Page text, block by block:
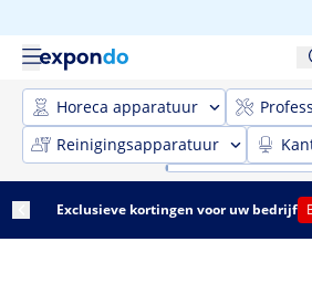
Horeca apparatuur
Reinigingsapparatuur
Exclusieve kortingen voor uw bedrijf